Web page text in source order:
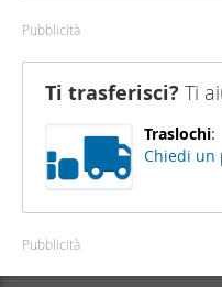
Pubblicità
Ti trasferisci? Ti
Traslochi:
Chiedi un
Pubblicità